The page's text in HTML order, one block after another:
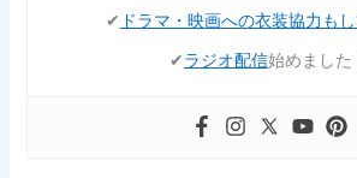
✔︎ ドラマ・映画への衣装協力も
✔︎ラジオ配信始めました